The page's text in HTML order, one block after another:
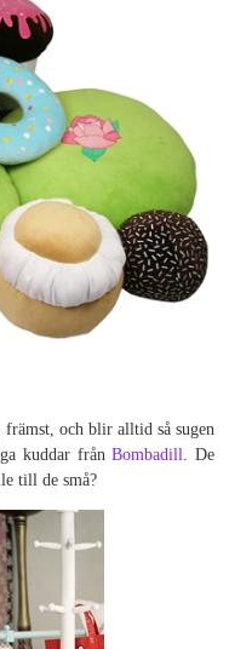
och blir alltid så sugen
kuddar frånBombadill . De
till de små?